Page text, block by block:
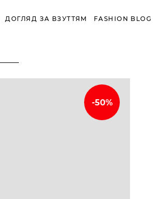
ДОГЛЯД ЗА ВЗУТТЯМ FASHION BLOG